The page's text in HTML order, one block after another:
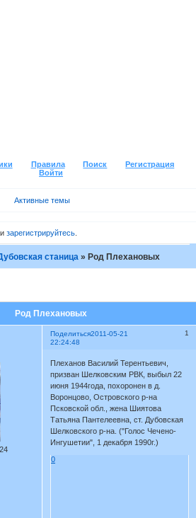
Правила Поиск
Регистрация
Войти
Активные темы
зарегистрируйтесь.
станица »Род Плехановых
Род Плехановых
Поделиться 1
2011-05-21
22:24:48
Плеханов Василий Терентьевич,
призван Шелковским РВК, выбыл 22
июня 1944года, похоронен в д.
Воронцово, Островского р-на
Псковской обл., жена Шиятова
Татьяна Пантелеевна, ст. Дубовская
Шелковского р-на. ("Голос Чечено-
Ингушетии", 1 декабря 1990г.)
0